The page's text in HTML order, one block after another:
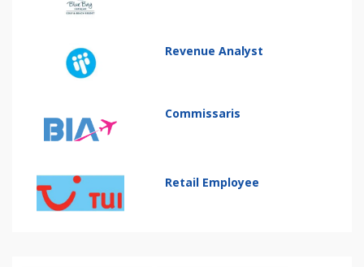
Revenue Analyst
Commissaris
Retail Employee